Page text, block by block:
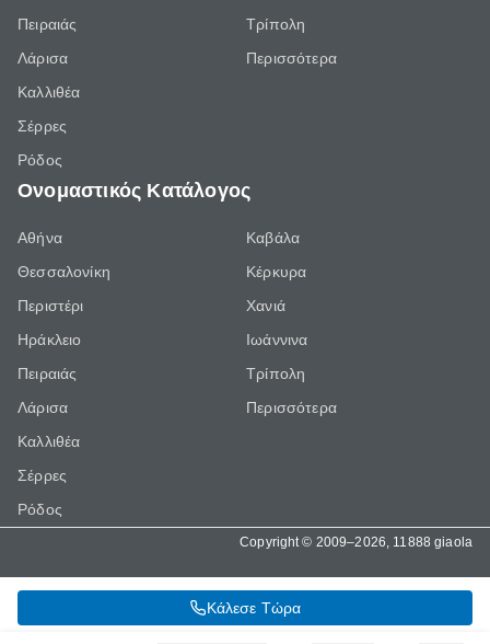
Κάλεσε Τώρα
Πειραιάς
Λάρισα
Καλλιθέα
Σέρρες
Ρόδος
Τρίπολη
Περισσότερα
Ονομαστικός Κατάλογος
Αθήνα
Θεσσαλονίκη
Περιστέρι
Ηράκλειο
Πειραιάς
Λάρισα
Καλλιθέα
Σέρρες
Ρόδος
Καβάλα
Κέρκυρα
Χανιά
Ιωάννινα
Τρίπολη
Περισσότερα
Copyright © 2009–2026, 11888 giaola